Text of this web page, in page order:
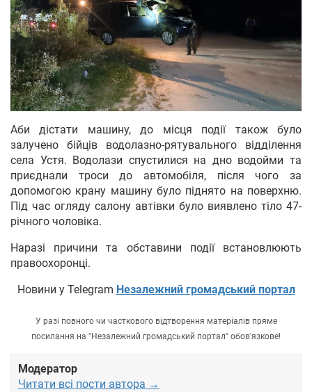
Аби дістати машину, до місця події також було
залучено бійців водолазно-рятувального відділення
села Устя. Водолази спустилися на дно водойми та
приєднали троси до автомобіля, після чого за
допомогою крану машину було піднято на поверхню.
Під час огляду салону автівки було виявлено тіло 47-
річного чоловіка.
Наразі причини та обставини події встановлюють
правоохоронці.
Новини у Telegram Незалежний громадський портал
У разі повного чи часткового відтворення матеріалів пряме
посилання на "Незалежний громадський портал" обов'язкове!
Модератор
Читати всі пости автора →